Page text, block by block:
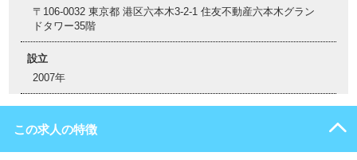
〒106-0032 東京都 港区六本木3-2-1 住友不動産六本木グラン
ドタワー35階
設立
2007年
この求人の特徴